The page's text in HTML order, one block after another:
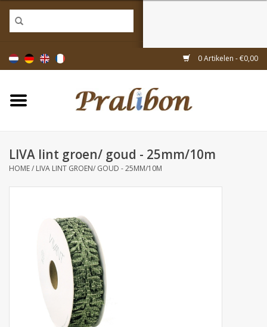
0 Artikelen - €0,00
Home
Doosjes
Linten & decoratie
Inpakmaterialen
LIVA lint groen/ goud - 25mm/10m
HOME/ LIVA LINT GROEN/ GOUD - 25MM/10M